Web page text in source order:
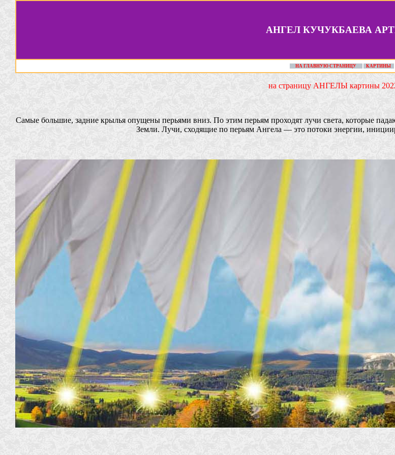
АНГЕЛ КУЧУКБАЕВА
НА ГЛАВНУЮ СТРАНИЦУ КАРТИНЫ
на страницу АНГЕЛЫ картины
Самые большие, задние крылья опущены перьями вниз. По этим перьям проходят лучи света, которые
Земли. Лучи, сходящие по перьям Ангела — это потоки энергии,